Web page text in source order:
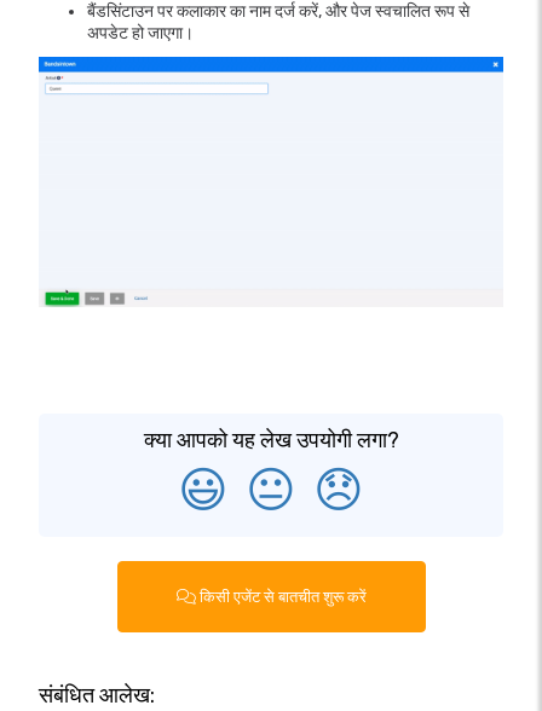
बैंडसिंटाउन पर कलाकार का नाम दर्ज करें, और पेज स्वचालित रूप से
अपडेट हो जाएगा।
क्या आपको यह लेख उपयोगी लगा?
😃 😐 😞
किसी एजेंट से बातचीत शुरू करें
संबंधित आलेख: